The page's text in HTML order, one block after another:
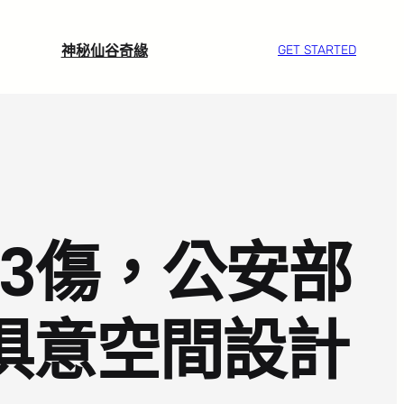
神秘仙谷奇緣 GET STARTED
傷，公安部
意空間設計